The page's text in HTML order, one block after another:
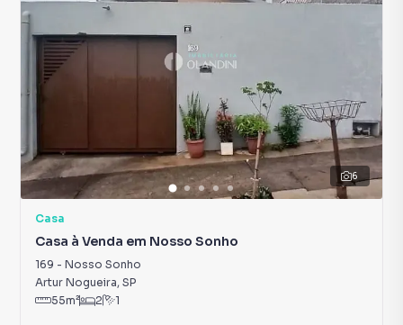
6
Casa
Casa à Venda em Nosso Sonho
169 - Nosso Sonho
Artur Nogueira, SP
55m² 2 1